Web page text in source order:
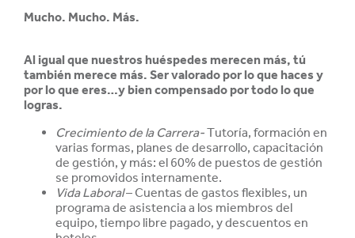
Mucho. Mucho. Más.
Al igual que nuestros huéspedes merecen más, tú
también merece más. Ser valorado por lo que haces y
por lo que eres…y bien compensado por todo lo que
logras.
Crecimiento de la Carrera-Tutoría, formación en
varias formas, planes de desarrollo, capacitación
de gestión, y más: el 60% de puestos de gestión
se promovidos internamente.
Vida Laboral– Cuentas de gastos flexibles, un
programa de asistencia a los miembros del
equipo, tiempo libre pagado, y descuentos en